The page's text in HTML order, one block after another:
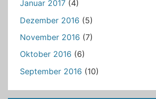
Januar 2017 (4)
Dezember 2016 (5)
November 2016 (7)
Oktober 2016 (6)
September 2016 (10)